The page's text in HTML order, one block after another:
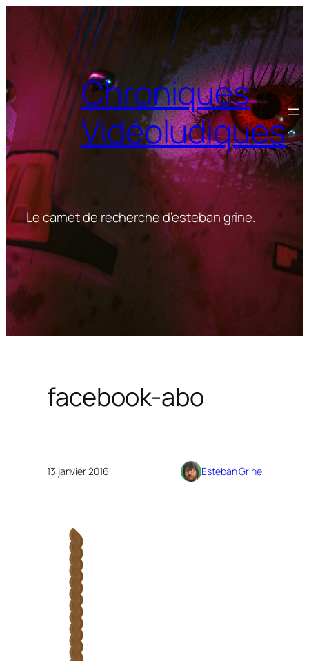
Chroniques
Vidéoludiques
Le carnet de recherche d’esteban grine.
facebook-abo
13 janvier 2016· Esteban Grine